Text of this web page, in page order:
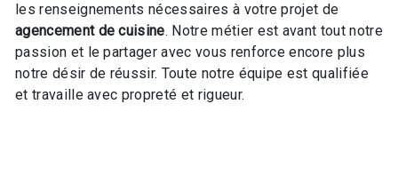
les renseignements nécessaires à votre projet de
agencement de cuisine. Notre métier est avant tout notre
passion et le partager avec vous renforce encore plus
notre désir de réussir. Toute notre équipe est qualifiée
et travaille avec propreté et rigueur.